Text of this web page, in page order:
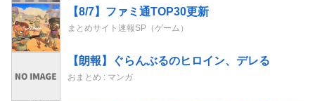
【8/7】ファミ通TOP30更新
まとめサイト速報SP（ゲーム）
【朗報】ぐらんぶるのヒロイン、デレる
おまとめ : マンガ